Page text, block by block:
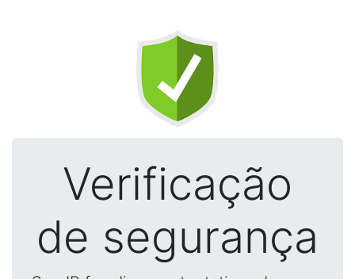
Verificação
de segurança